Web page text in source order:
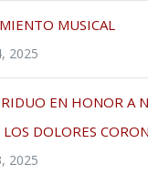
MUSICAL
2025
EN HONOR A
DOLORES
2025